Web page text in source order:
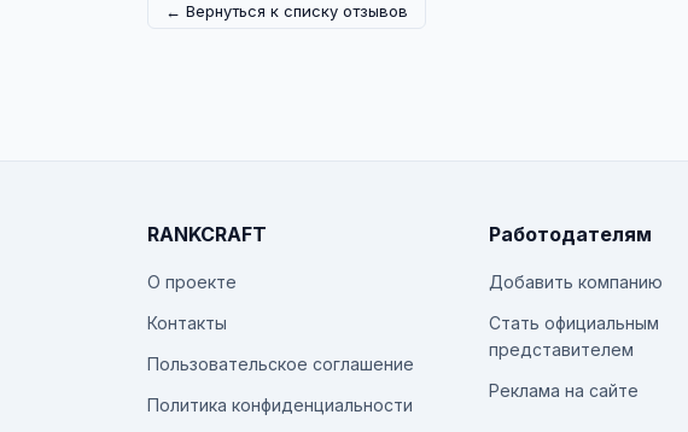
← Вернуться к списку отзывов
RANKCRAFT
О проекте
Контакты
Пользовательское соглашение
Политика конфиденциальности
Работодателям
Добавить компанию
Стать официальным
представителем
Реклама на сайте